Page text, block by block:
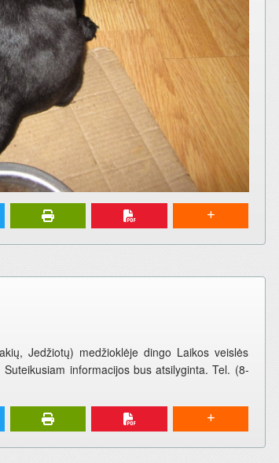
Jedžiotų) medžioklėje dingo Laikos veislės
informacijos bus atsilyginta. Tel. (8-